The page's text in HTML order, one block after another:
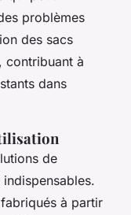
problèmes
des sacs
contribuant à
dans
de
à partir